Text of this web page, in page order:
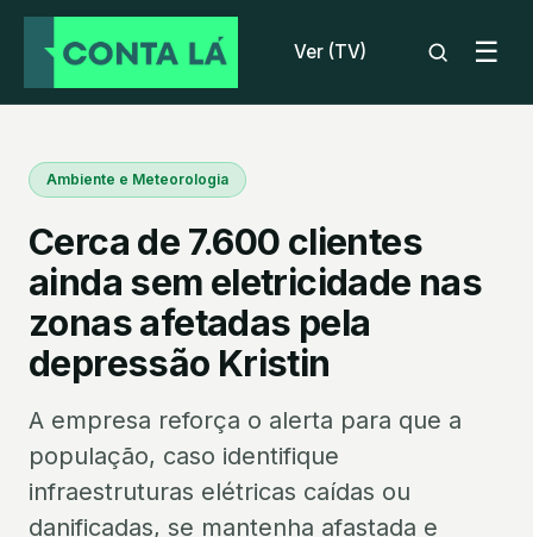
Ver (TV) ☰
Ambiente e Meteorologia
Cerca de 7.600 clientes
ainda sem eletricidade nas
zonas afetadas pela
depressão Kristin
A empresa reforça o alerta para que a
população, caso identifique
infraestruturas elétricas caídas ou
danificadas, se mantenha afastada e